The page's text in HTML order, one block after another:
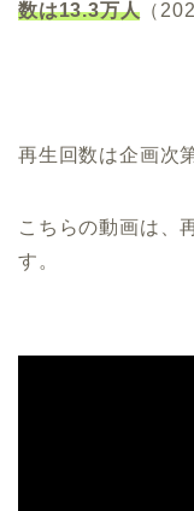
数は13.3万人 （
再生回数は企画次
こちらの動画は、
す。